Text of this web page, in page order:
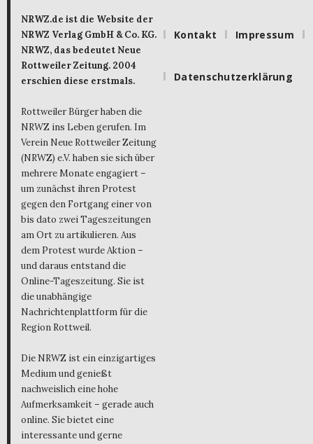
NRWZ.de ist die Website der
NRWZ Verlag GmbH & Co. KG.
NRWZ, das bedeutet Neue
Rottweiler Zeitung. 2004
erschien diese erstmals.
Rottweiler Bürger haben die
NRWZ ins Leben gerufen. Im
Verein Neue Rottweiler Zeitung
(NRWZ) e.V. haben sie sich über
mehrere Monate engagiert –
um zunächst ihren Protest
gegen den Fortgang einer von
bis dato zwei Tageszeitungen
am Ort zu artikulieren. Aus
dem Protest wurde Aktion –
und daraus entstand die
Online-Tageszeitung. Sie ist
die unabhängige
Nachrichtenplattform für die
Region Rottweil.
Die NRWZ ist ein einzigartiges
Medium und genießt
nachweislich eine hohe
Aufmerksamkeit – gerade auch
online. Sie bietet eine
interessante und gerne
Kontakt Impressum
Datenschutzerklärung